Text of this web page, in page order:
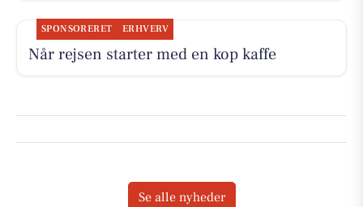
SPONSORERET ERHVERV
Når rejsen starter med en kop kaffe
Se alle nyheder